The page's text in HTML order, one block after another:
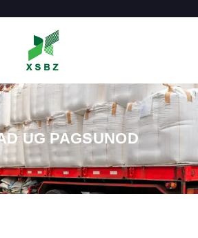
UG PAGSUNOD